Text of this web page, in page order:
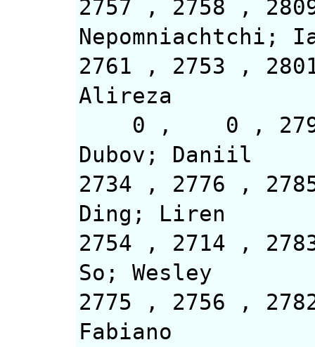
2757 ,
Nepomniachtchi;
2761 ,
Alireza
0 , 0
Dubov; Daniil
2734 ,
Ding; Liren
2754 ,
So; Wesley
2775 ,
Fabiano